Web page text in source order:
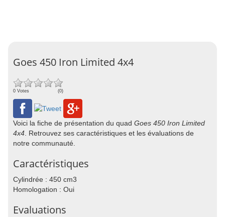
Goes 450 Iron Limited 4x4
0 Votes (0)
Voici la fiche de présentation du quad Goes 450 Iron Limited
4x4 . Retrouvez ses caractéristiques et les évaluations de
notre communauté.
Caractéristiques
Cylindrée : 450 cm3
Homologation : Oui
Evaluations